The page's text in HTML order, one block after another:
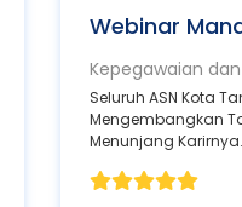
Webinar
Kepegawaian dan
Seluruh ASN Kota
Mengembangkan
Menunjang Karirnya.